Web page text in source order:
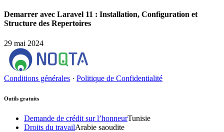
Demarrer avec Laravel 11 : Installation, Configuration et
Structure des Repertoires
29 mai 2024
Conditions générales · Politique de Confidentialité
Outils gratuits
Demande de crédit sur l’honneurTunisie
Droits du travailArabie saoudite